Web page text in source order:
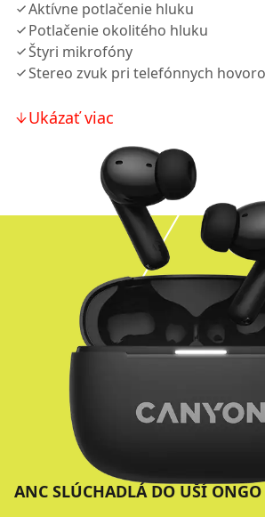
Aktívne potlačenie hluku
Potlačenie okolitého hluku
Štyri mikrofóny
Stereo zvuk pri telefónnych
Ukázať viac
ANC SLÚCHADLÁ DO UŠÍ ONGO